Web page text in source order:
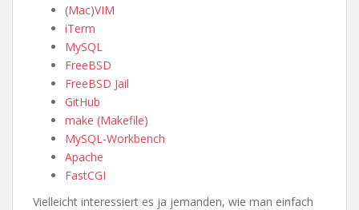
(Mac)VIM
iTerm
MySQL
FreeBSD
FreeBSD Jail
GitHub
make (Makefile)
MySQL-Workbench
Apache
FastCGI
Vielleicht interessiert es ja jemanden, wie man einfach